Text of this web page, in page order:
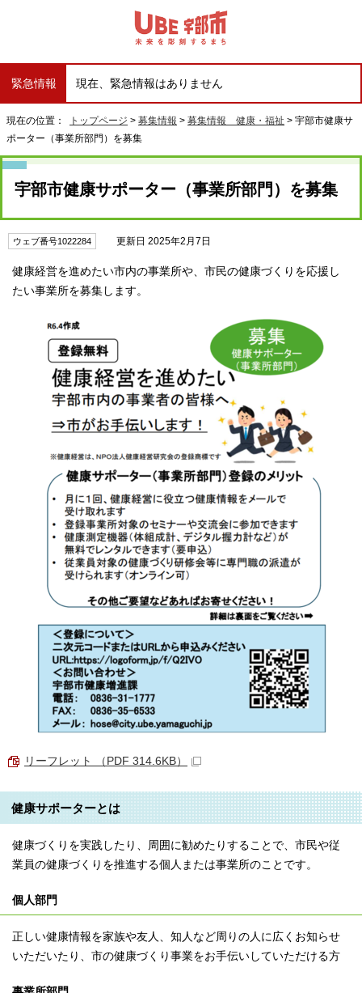
緊急情報 現在、緊急情報はありません
現在の位置： トップページ > 募集情報 > 募集情報 健康・福祉 > 宇部市健康サ
ポーター（事業所部門）を募集
宇部市健康サポーター（事業所部門）を募集
ウェブ番号1022284 更新日 2025年2月7日
健康経営を進めたい市内の事業所や、市民の健康づくりを応援し
たい事業所を募集します。
リーフレット （PDF 314.6KB）
健康サポーターとは
健康づくりを実践したり、周囲に勧めたりすることで、市民や従
業員の健康づくりを推進する個人または事業所のことです。
個人部門
正しい健康情報を家族や友人、知人など周りの人に広くお知らせ
いただいたり、市の健康づくり事業をお手伝いしていただける方